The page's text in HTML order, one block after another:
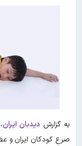
به گزارش دیدبان ایران،
صرع کودکان ایران و